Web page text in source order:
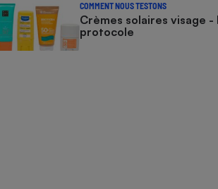
COMMENT NOUS TESTONS
Crèmes solaires visage -
protocole